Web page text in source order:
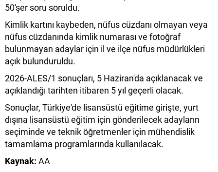
50'şer soru soruldu.
Kimlik kartını kaybeden, nüfus cüzdanı olmayan veya
nüfus cüzdanında kimlik numarası ve fotoğraf
bulunmayan adaylar için il ve ilçe nüfus müdürlükleri
açık bulunduruldu.
2026-ALES/1 sonuçları, 5 Haziran'da açıklanacak ve
açıklandığı tarihten itibaren 5 yıl geçerli olacak.
Sonuçlar, Türkiye'de lisansüstü eğitime girişte, yurt
dışına lisansüstü eğitim için gönderilecek adayların
seçiminde ve teknik öğretmenler için mühendislik
tamamlama programlarında kullanılacak.
Kaynak: AA